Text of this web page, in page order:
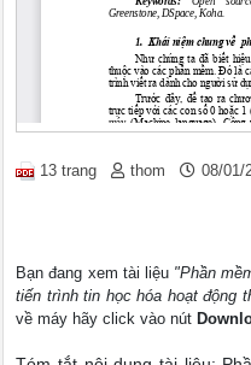
13 trang thom 08/01/
Bạn đang xem tài liệu "Phần
tiến trình tin học hóa hoạt động
về máy hãy click vào nút